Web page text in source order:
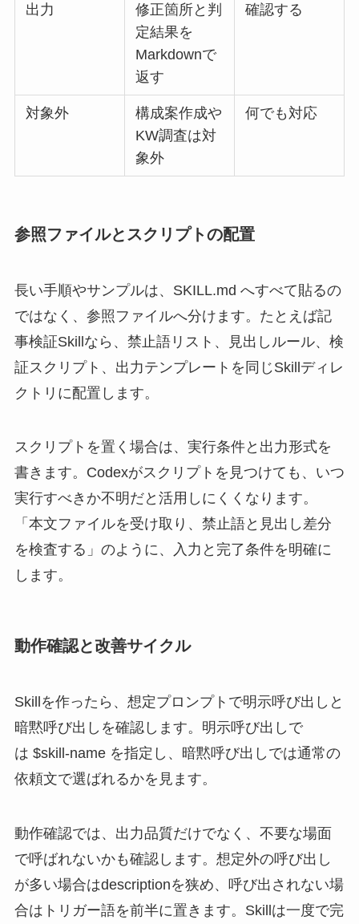
出力
修正箇所と判
定結果を
Markdownで
返す
確認する
対象外
構成案作成や
KW調査は対
象外
何でも対応
参照ファイルとスクリプトの配置
長い手順やサンプルは、SKILL.md へすべて貼るの
ではなく、参照ファイルへ分けます。たとえば記
事検証Skillなら、禁止語リスト、見出しルール、検
証スクリプト、出力テンプレートを同じSkillディレ
クトリに配置します。
スクリプトを置く場合は、実行条件と出力形式を
書きます。Codexがスクリプトを見つけても、いつ
実行すべきか不明だと活用しにくくなります。
「本文ファイルを受け取り、禁止語と見出し差分
を検査する」のように、入力と完了条件を明確に
します。
動作確認と改善サイクル
Skillを作ったら、想定プロンプトで明示呼び出しと
暗黙呼び出しを確認します。明示呼び出しで
は $skill-name を指定し、暗黙呼び出しでは通常の
依頼文で選ばれるかを見ます。
動作確認では、出力品質だけでなく、不要な場面
で呼ばれないかも確認します。想定外の呼び出し
が多い場合はdescriptionを狭め、呼び出されない場
合はトリガー語を前半に置きます。Skillは一度で完